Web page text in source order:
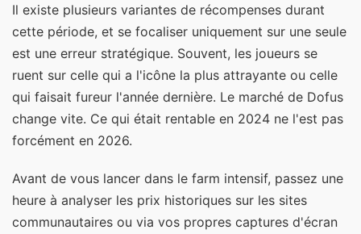
Il existe plusieurs variantes de récompenses durant
cette période, et se focaliser uniquement sur une seule
est une erreur stratégique. Souvent, les joueurs se
ruent sur celle qui a l'icône la plus attrayante ou celle
qui faisait fureur l'année dernière. Le marché de Dofus
change vite. Ce qui était rentable en 2024 ne l'est pas
forcément en 2026.
Avant de vous lancer dans le farm intensif, passez une
heure à analyser les prix historiques sur les sites
communautaires ou via vos propres captures d'écran